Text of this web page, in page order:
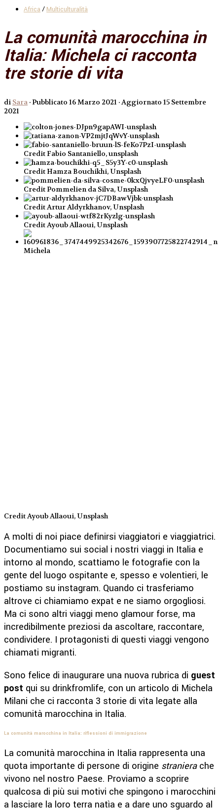
Africa / Multiculturalità
La comunità marocchina in
Italia: Michela ci racconta
tre storie di vita
di Sara · Pubblicato 16 Marzo 2021 · Aggiornato 15 Settembre
2021
Credit Fabio Santaniello, unsplash
Credit Hamza Bouchikhi, Unsplash
Credit Pommelien da Silva, Unsplash
Credit Artur Aldyrkhanov, Unsplash
Credit Ayoub Allaoui, Unsplash
Michela
Credit Ayoub Allaoui, Unsplash
A molti di noi piace definirsi viaggiatori e viaggiatrici.
Documentiamo sui social i nostri viaggi in Italia e
intorno al mondo, scattiamo le fotografie con la
gente del luogo ospitante e, spesso e volentieri, le
postiamo su instagram. Quando ci trasferiamo
altrove ci chiamiamo expat e ne siamo orgogliosi.
Ma ci sono altri viaggi meno glamour forse, ma
incredibilmente preziosi da ascoltare, raccontare,
condividere. I protagonisti di questi viaggi vengono
chiamati migranti.
Sono felice di inaugurare una nuova rubrica di guest
post qui su drinkfromlife, con un articolo di Michela
Milani che ci racconta 3 storie di vita legate alla
comunità marocchina in Italia.
La comunità marocchina in Italia: riflessioni di immigrazione
La comunità marocchina in Italia rappresenta una
quota importante di persone di origine stranierache
vivono nel nostro Paese. Proviamo a scoprire
qualcosa di più sui motivi che spingono i marocchini
a lasciare la loro terra natìa e a dare uno sguardo al